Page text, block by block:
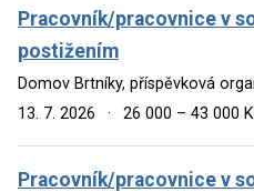
Pracovník/pracovnice v
postižením
Domov Brtníky, příspěvková
13. 7. 2026
· 26 000 – 43 000
Pracovník/pracovnice v